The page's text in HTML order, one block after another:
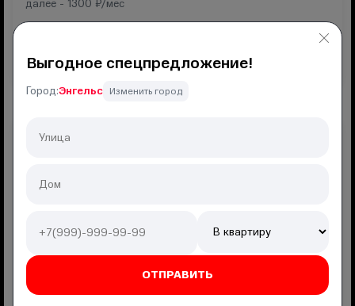
далее - 1300 ₽/мес
ПОДКЛЮЧИТЬ
Акция
500 мбит
Мобильная связь
300мин100SMS
Выгодное спецпредложение!
Город:Энгельс Изменить город